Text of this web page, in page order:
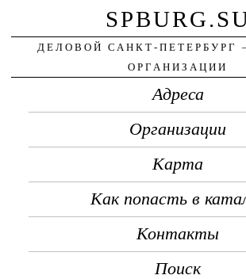
ДЕЛОВОЙ САНКТ-ПЕТЕРБУРГ
ОРГАНИЗАЦИИ
Адреса
Организации
Карта
Как попасть в
Контакты
Поиск